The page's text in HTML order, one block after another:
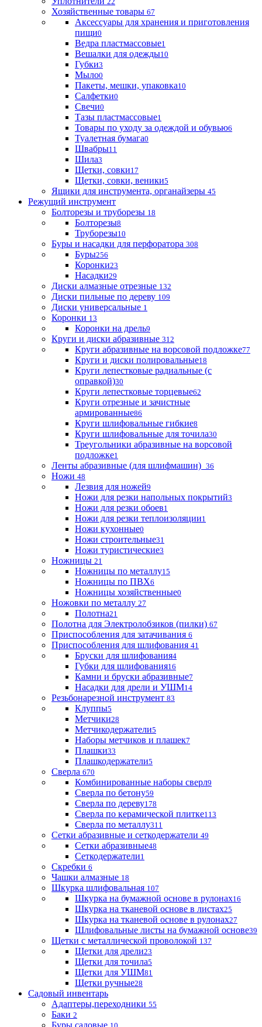
Хозяйственные товары 67
Аксессуары для хранения и приготовления
пищи0
Ведра пластмассовые1
Вешалки для одежды10
Губки3
Мыло0
Пакеты, мешки, упаковка10
Салфетки0
Свечи0
Тазы пластмассовые1
Товары по уходу за одеждой и обувью6
Туалетная бумага0
Швабры11
Шила3
Щетки, совки17
Щетки, совки, веники5
Ящики для инструмента, органайзеры 45
Режущий инструмент
Болторезы и труборезы 18
Болторезы8
Труборезы10
Буры и насадки для перфоратора 308
Буры256
Коронки23
Насадки29
Диски алмазные отрезные 132
Диски пильные по дереву 109
Диски универсальные 1
Коронки 13
Коронки на дрель9
Круги и диски абразивные 312
Круги абразивные на ворсовой подложке77
Круги и диски полировальные18
Круги лепестковые радиальные (с
оправкой)30
Круги лепестковые торцевые62
Круги отрезные и зачистные
армированные86
Круги шлифовальные гибкие8
Круги шлифовальные для точила30
Треугольники абразивные на ворсовой
подложке1
Ленты абразивные (для шлифмашин) 36
Ножи 48
Лезвия для ножей9
Ножи для резки напольных покрытий3
Ножи для резки обоев1
Ножи для резки теплоизоляции1
Ножи кухонные0
Ножи строительные31
Ножи туристические3
Ножницы 21
Ножницы по металлу15
Ножницы по ПВХ6
Ножницы хозяйственные0
Ножовки по металлу 27
Полотна21
Полотна для Электролобзиков (пилки) 67
Приспособления для затачивания 6
Приспособления для шлифования 41
Бруски для шлифования4
Губки для шлифования16
Камни и бруски абразивные7
Насадки для дрели и УШМ14
Резьбонарезной инструмент 83
Клуппы5
Метчики28
Метчикодержатели5
Наборы метчиков и плашек7
Плашки33
Плашкодержатели5
Сверла 670
Комбинированные наборы сверл9
Сверла по бетону59
Сверла по дереву178
Сверла по керамической плитке113
Сверла по металлу311
Сетки абразивные и сеткодержатели 49
Сетки абразивные48
Сеткодержатели1
Скребки 6
Чашки алмазные 18
Шкурка шлифовальная 107
Шкурка на бумажной основе в рулонах16
Шкурка на тканевой основе в листах25
Шкурка на тканевой основе в рулонах27
Шлифовальные листы на бумажной основе39
Щетки с металлической проволокой 137
Щетки для дрели23
Щетки для точила5
Щетки для УШМ81
Щетки ручные28
Садовый инвентарь
Адаптеры,переходники 55
Баки 2
Буры садовые